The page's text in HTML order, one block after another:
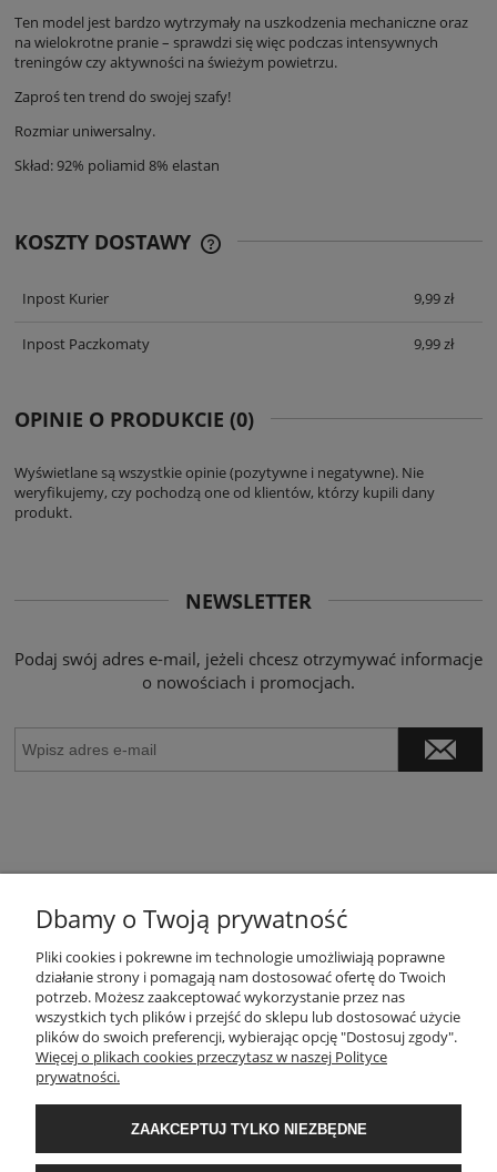
Ten model jest bardzo wytrzymały na uszkodzenia mechaniczne oraz
na wielokrotne pranie – sprawdzi się więc podczas intensywnych
treningów czy aktywności na świeżym powietrzu.
Zaproś ten trend do swojej szafy!
Rozmiar uniwersalny.
Skład: 92% poliamid 8% elastan
KOSZTY DOSTAWY
Inpost Kurier
9,99 zł
Inpost Paczkomaty 9,99 zł
OPINIE O PRODUKCIE (0)
Wyświetlane są wszystkie opinie (pozytywne i negatywne). Nie
weryfikujemy, czy pochodzą one od klientów, którzy kupili dany
produkt.
NEWSLETTER
Podaj swój adres e-mail, jeżeli chcesz otrzymywać informacje
o nowościach i promocjach.
POMOC
MOJE KONTO
INFORMACJE
Dbamy o Twoją prywatność
Pliki cookies i pokrewne im technologie umożliwiają poprawne
działanie strony i pomagają nam dostosować ofertę do Twoich
potrzeb. Możesz zaakceptować wykorzystanie przez nas
wszystkich tych plików i przejść do sklepu lub dostosować użycie
plików do swoich preferencji, wybierając opcję "Dostosuj zgody".
Więcej o plikach cookies przeczytasz w naszej Polityce
prywatności.
ZAAKCEPTUJ TYLKO NIEZBĘDNE